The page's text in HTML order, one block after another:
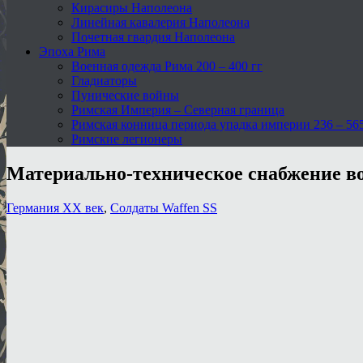
Кирасиры Наполеона
Линейная кавалерия Наполеона
Почетная гвардия Наполеона
Эпоха Рима
Военная одежда Рима 200 – 400 гг
Гладиаторы
Пунические войны
Римская Империя – Северная граница
Римская конница периода упадка империи 236 – 565
Римские легионеры
Материально-техническое снабжение
Германия XX век, Солдаты Waffen SS